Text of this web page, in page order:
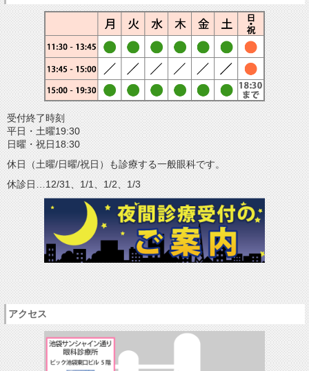
受付終了時刻
平日・土曜19:30
日曜・祝日18:30
休日（土曜/日曜/祝日）も診療する一般眼科です。
休診日…12/31、1/1、1/2、1/3
アクセス